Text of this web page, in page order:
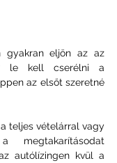
gyakran eljön az az
le kell cserélni a
az elsőt szeretné
teljes vételárral vagy
megtakarításodat
autólízingen kvül a